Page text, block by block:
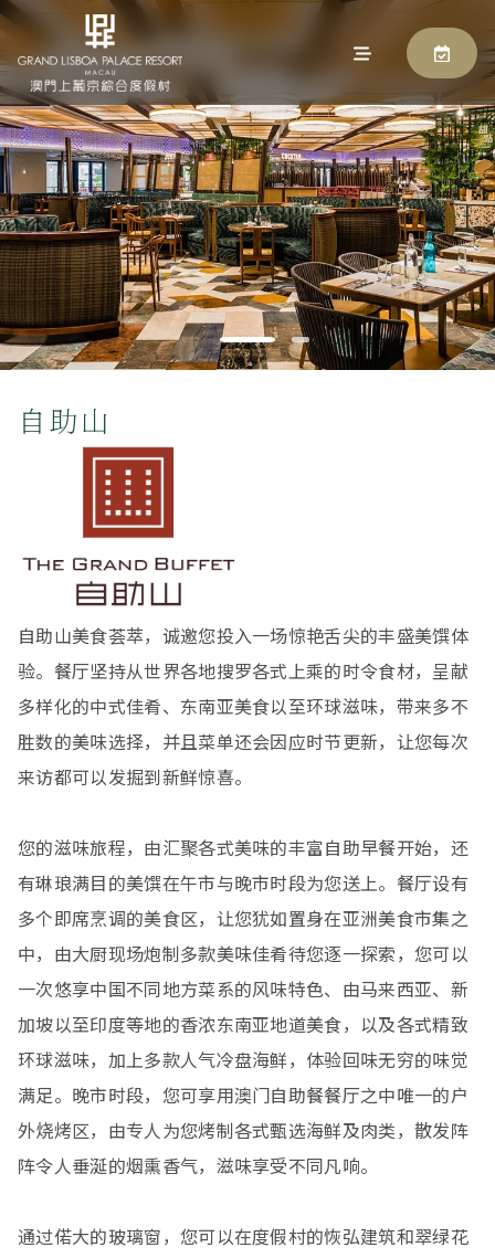
自助山
马上预订
自助山
自助山美食荟萃，诚邀您投入一场惊艳舌尖的丰盛美馔体
验。餐厅坚持从世界各地搜罗各式上乘的时令食材，呈献
多样化的中式佳肴、东南亚美食以至环球滋味，带来多不
胜数的美味选择，并且菜单还会因应时节更新，让您每次
来访都可以发掘到新鲜惊喜。
您的滋味旅程，由汇聚各式美味的丰富自助早餐开始，还
有琳琅满目的美馔在午市与晚市时段为您送上。餐厅设有
多个即席烹调的美食区，让您犹如置身在亚洲美食市集之
中，由大厨现场炮制多款美味佳肴待您逐一探索，您可以
一次悠享中国不同地方菜系的风味特色、由马来西亚、新
加坡以至印度等地的香浓东南亚地道美食，以及各式精致
环球滋味，加上多款人气冷盘海鲜，体验回味无穷的味觉
满足。晚市时段，您可享用澳门自助餐餐厅之中唯一的户
外烧烤区，由专人为您烤制各式甄选海鲜及肉类，散发阵
阵令人垂涎的烟熏香气，滋味享受不同凡响。
通过偌大的玻璃窗，您可以在度假村的恢弘建筑和翠绿花